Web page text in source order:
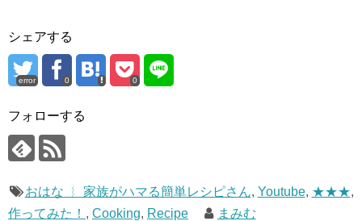
シェアする
error 0 0
フォローする
おはな ︴ 家族がハマる簡単レシピさん, Youtube, ★★★,
作ってみた！ , Cooking, Recipe まみむ